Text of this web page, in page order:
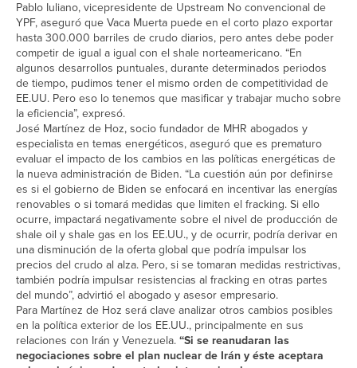
Pablo Iuliano, vicepresidente de Upstream No convencional de
YPF, aseguró que Vaca Muerta puede en el corto plazo exportar
hasta 300.000 barriles de crudo diarios, pero antes debe poder
competir de igual a igual con el shale norteamericano. “En
algunos desarrollos puntuales, durante determinados periodos
de tiempo, pudimos tener el mismo orden de competitividad de
EE.UU. Pero eso lo tenemos que masificar y trabajar mucho sobre
la eficiencia”, expresó.
José Martínez de Hoz, socio fundador de MHR abogados y
especialista en temas energéticos, aseguró que es prematuro
evaluar el impacto de los cambios en las políticas energéticas de
la nueva administración de Biden. “La cuestión aún por definirse
es si el gobierno de Biden se enfocará en incentivar las energías
renovables o si tomará medidas que limiten el fracking. Si ello
ocurre, impactará negativamente sobre el nivel de producción de
shale oil y shale gas en los EE.UU., y de ocurrir, podría derivar en
una disminución de la oferta global que podría impulsar los
precios del crudo al alza. Pero, si se tomaran medidas restrictivas,
también podría impulsar resistencias al fracking en otras partes
del mundo”, advirtió el abogado y asesor empresario.
Para Martínez de Hoz será clave analizar otros cambios posibles
en la política exterior de los EE.UU., principalmente en sus
relaciones con Irán y Venezuela.“Si se reanudaran las
negociaciones sobre el plan nuclear de Irán y éste aceptara